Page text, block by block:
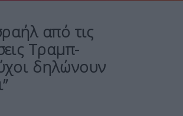
από τις
Τραμπ-
δηλώνουν